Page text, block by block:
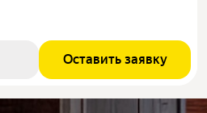
Оставить заявку